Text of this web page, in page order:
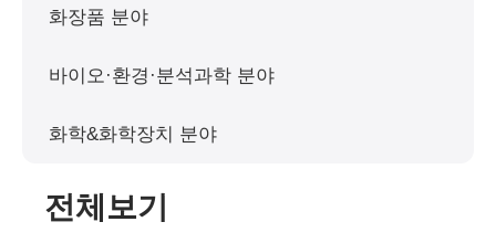
화장품 분야
바이오·환경·분석과학 분야
화학&화학장치 분야
전체보기